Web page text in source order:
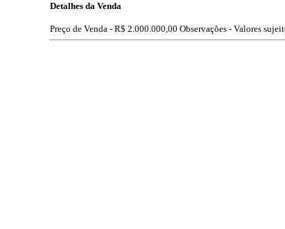
Detalhes da Venda
Preço de Venda - R$ 2.000.000,00 Observações - Valores